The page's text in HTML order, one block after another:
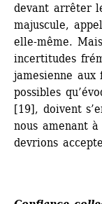
devant arrêter
majuscule,
elle-même.
incertitudes
jamesienne aux
possibles
[19], doivent
nous amenant
devrions